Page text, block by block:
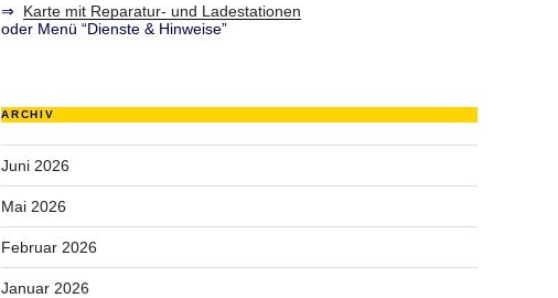
⇒ Karte mit Reparatur- und Ladestationen
oder Menü “Dienste & Hinweise”
ARCHIV
Juni 2026
Mai 2026
Februar 2026
Januar 2026